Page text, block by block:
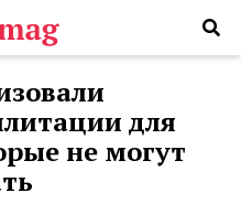
для
не могут